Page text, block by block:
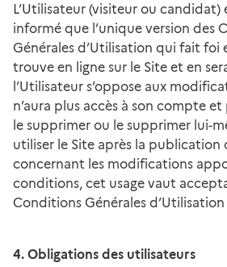
L’Utilisateur (visiteur ou candidat)
informé que l’unique version des
Générales d’Utilisation qui fait foi
trouve en ligne sur le Site et en
l’Utilisateur s’oppose aux
n’aura plus accès à son compte
le supprimer ou le supprimer lui-
utiliser le Site après la publication
concernant les modifications
conditions, cet usage vaut
Conditions Générales d’Utilisation
4. Obligations des utilisateurs